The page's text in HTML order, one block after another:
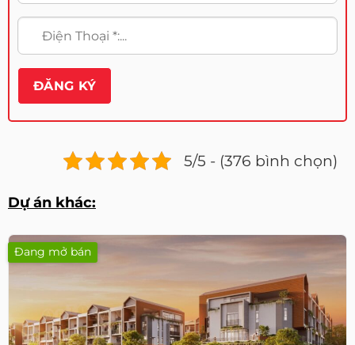
5/5 - (376 bình chọn)
Dự án khác:
Đang mở bán